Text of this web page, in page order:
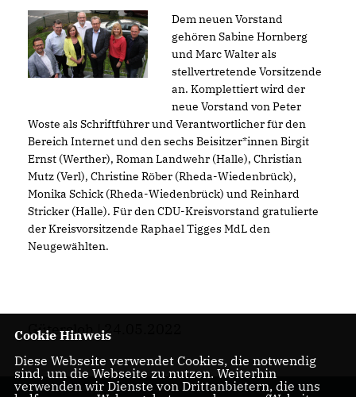
Dem neuen Vorstand
gehören Sabine Hornberg
und Marc Walter als
stellvertretende Vorsitzende
an. Komplettiert wird der
neue Vorstand von Peter
Woste als Schriftführer und Verantwortlicher für den
Bereich Internet und den sechs Beisitzer*innen Birgit
Ernst (Werther), Roman Landwehr (Halle), Christian
Mutz (Verl), Christine Röber (Rheda-Wiedenbrück),
Monika Schick (Rheda-Wiedenbrück) und Reinhard
Stricker (Halle). Für den CDU-Kreisvorstand gratulierte
der Kreisvorsitzende Raphael Tigges MdL den
Neugewählten.
Gütersloh | 24.05.2022
Cookie Hinweis
Diese Webseite verwendet Cookies, die notwendig
sind, um die Webseite zu nutzen. Weiterhin
verwenden wir Dienste von Drittanbietern, die uns